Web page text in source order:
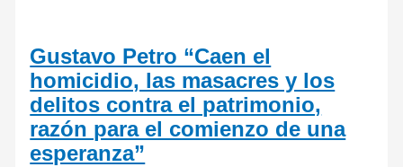
Gustavo Petro “Caen el
homicidio, las masacres y los
delitos contra el patrimonio,
razón para el comienzo de una
esperanza”